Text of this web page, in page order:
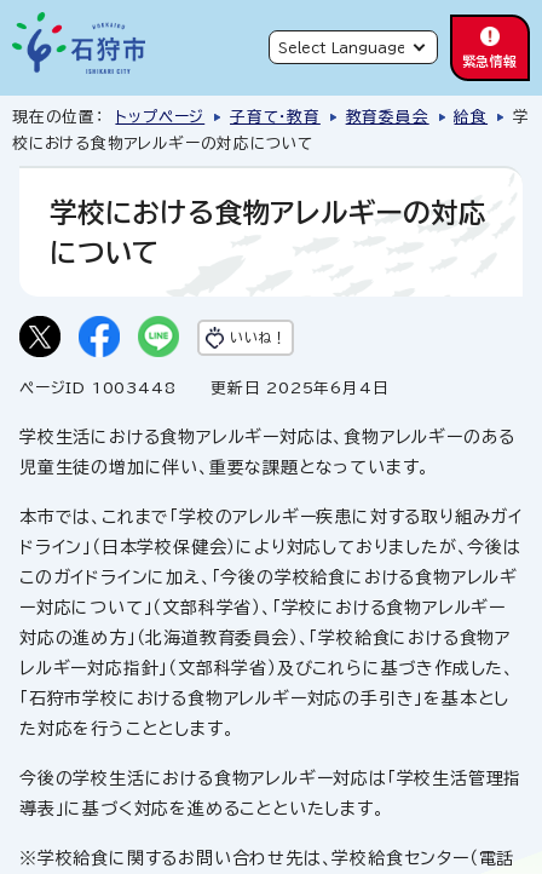
緊急情報
現在の位置： トップページ 子育て・教育 教育委員会 給食
学
校における食物アレルギーの対応について
学校における食物アレルギーの対応
について
いいね！
ページID 1003448 更新日 2025年6月4日
学校生活における食物アレルギー対応は、食物アレルギーのある
児童生徒の増加に伴い、重要な課題となっています。
本市では、これまで「学校のアレルギー疾患に対する取り組みガイ
ドライン」（日本学校保健会）により対応しておりましたが、今後は
このガイドラインに加え、「今後の学校給食における食物アレルギ
ー対応について」（文部科学省）、「学校における食物アレルギー
対応の進め方」（北海道教育委員会）、「学校給食における食物ア
レルギー対応指針」（文部科学省）及びこれらに基づき作成した、
「石狩市学校における食物アレルギー対応の手引き」を基本とし
た対応を行うこととします。
今後の学校生活における食物アレルギー対応は「学校生活管理指
導表」に基づく対応を進めることといたします。
※学校給食に関するお問い合わせ先は、学校給食センター（電話